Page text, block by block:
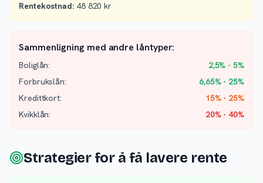
Rentekostnad:48 820 kr
Sammenligning med andre låntyper:
Boliglån:
2,5% - 5%
Forbrukslån:
6,65% - 25%
Kredittkort:
15% - 25%
Kvikklån:
20% - 40%
Strategier for å få lavere rente